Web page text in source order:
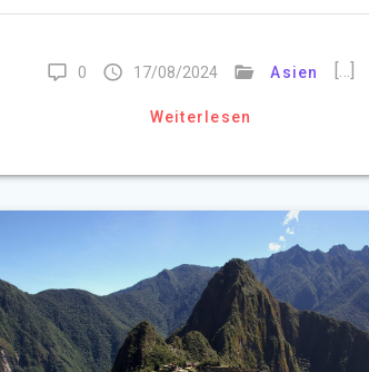
0 17/08/2024 Asien […]
Weiterlesen